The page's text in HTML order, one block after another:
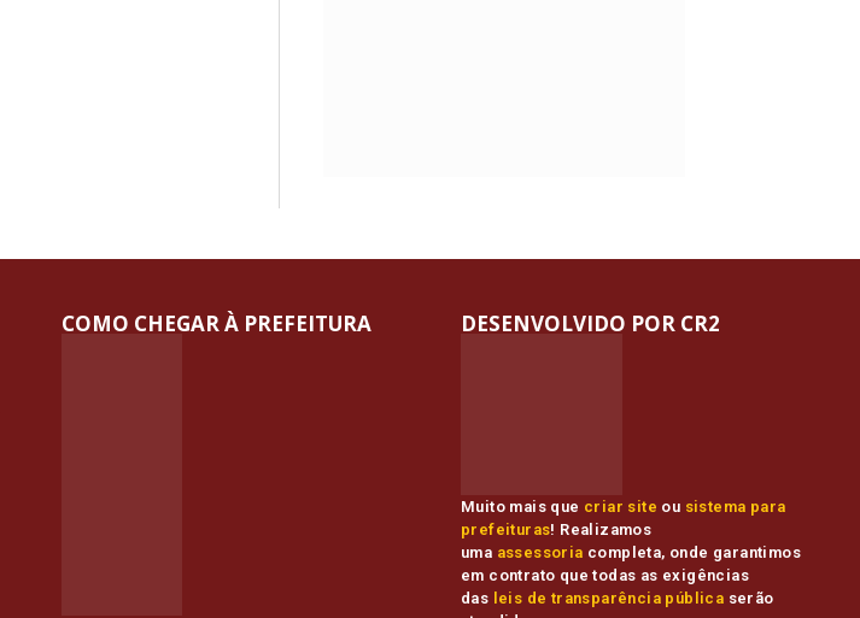
COMO CHEGAR À PREFEITURA
Muito mais que criar site ou sistema para
prefeituras! Realizamos
uma assessoria completa, onde garantimos
em contrato que todas as exigências
das leis de transparência pública serão
DESENVOLVIDO POR CR2